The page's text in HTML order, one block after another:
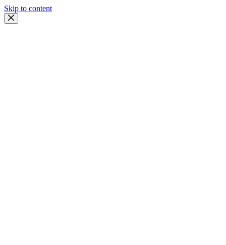
Skip to content